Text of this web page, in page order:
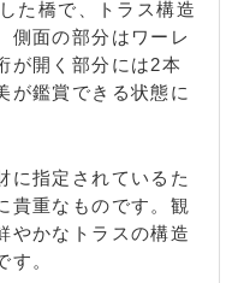
た橋で、トラス構造
側面の部分はワーレ
が開く部分には2本
が鑑賞できる状態に
に指定されているた
貴重なものです。観
やかなトラスの構造
す。